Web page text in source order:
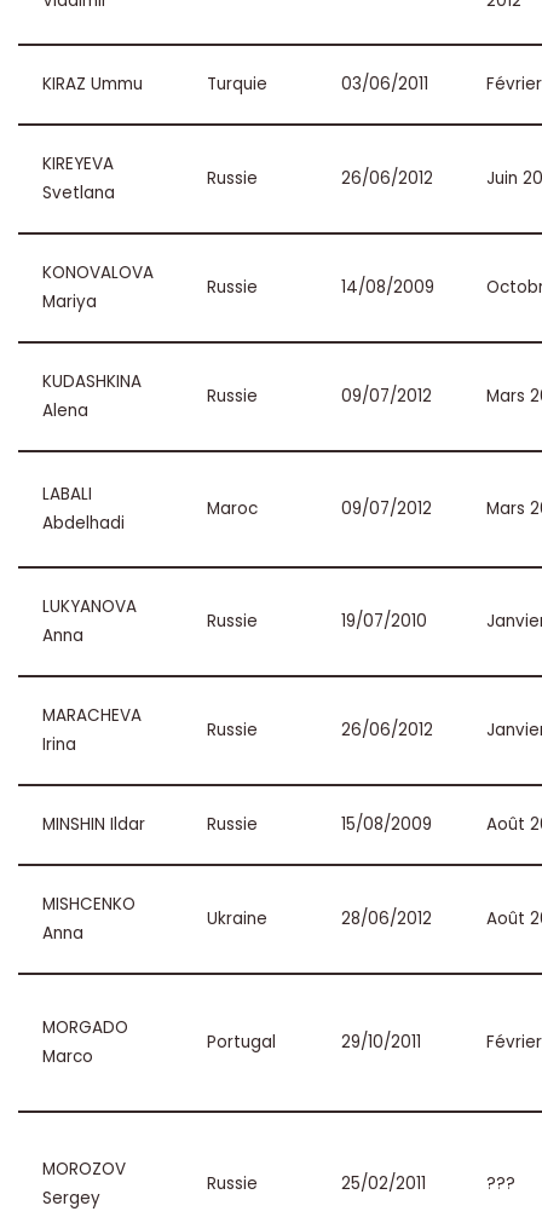
KIRAZ Ummu Turquie 03/06/2011
KIREYEVA
Svetlana
Russie 26/06/2012 Juin
KONOVALOVA
Mariya
Russie 14/08/2009
KUDASHKINA
Alena
Russie 09/07/2012 Mars
LABALI
Abdelhadi
Maroc 09/07/2012 Mars
LUKYANOVA
Anna
Russie 19/07/2010
MARACHEVA
Irina
Russie 26/06/2012
MINSHIN Ildar Russie 15/08/2009 Août
MISHCENKO
Anna
Ukraine 28/06/2012 Août
MORGADO
Marco
Portugal 29/10/2011
MOROZOV
Sergey
Russie 25/02/2011 ???